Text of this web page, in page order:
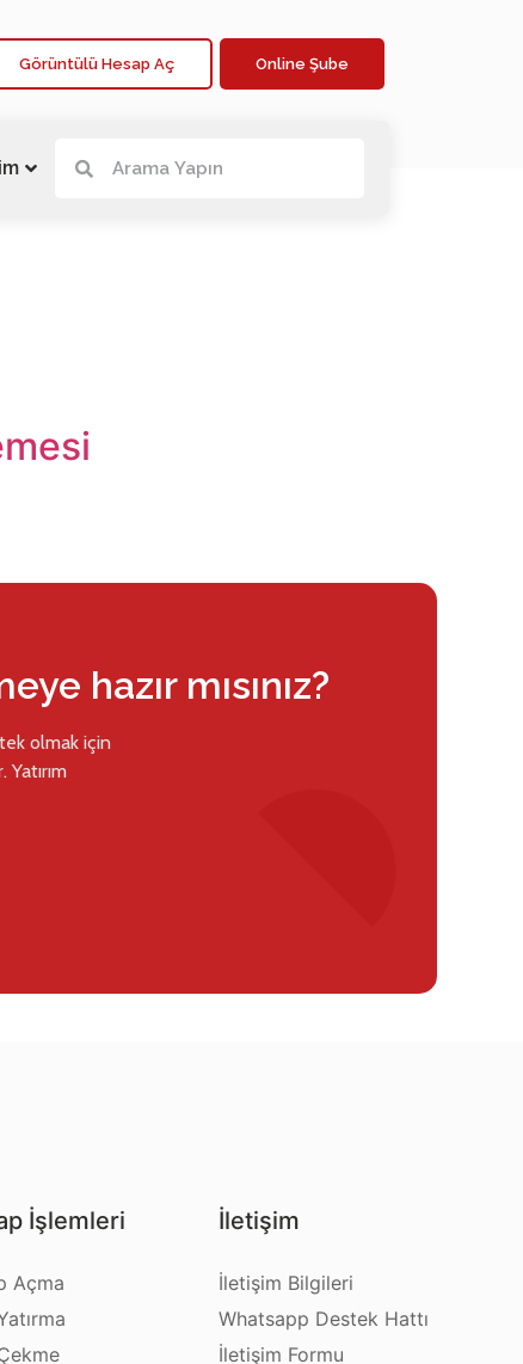
Görüntülü Hesap Aç Online Şube
hazır mısınız?
olmak için
İşlemleri
Açma
İletişim
İletişim Bilgileri
Whatsapp Destek Hattı
İletişim Formu